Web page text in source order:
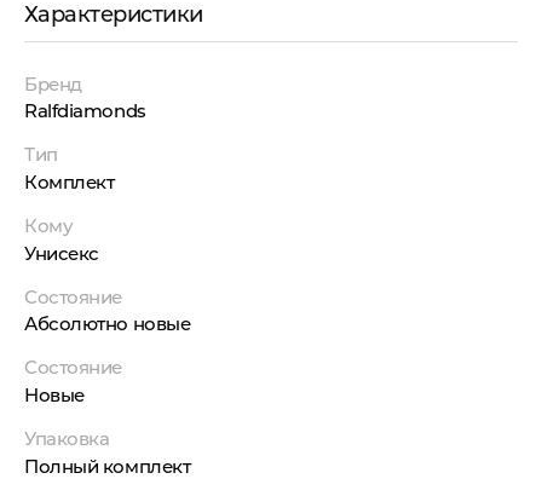
Характеристики
Бренд
Ralfdiamonds
Тип
Комплект
Кому
Унисекс
Состояние
Абсолютно новые
Состояние
Новые
Упаковка
Полный комплект